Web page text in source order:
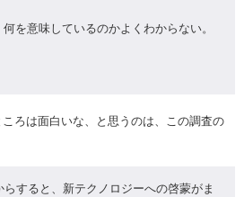
を意味しているのかよくわからない。
ろは面白いな、と思うのは、この調査の
すると、新テクノロジーへの啓蒙がま